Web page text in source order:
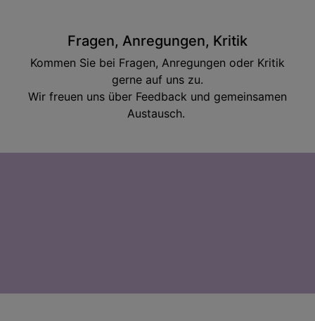
Fragen, Anregungen, Kritik
Kommen Sie bei Fragen, Anregungen oder Kritik
gerne auf uns zu.
Wir freuen uns über Feedback und gemeinsamen
Austausch.